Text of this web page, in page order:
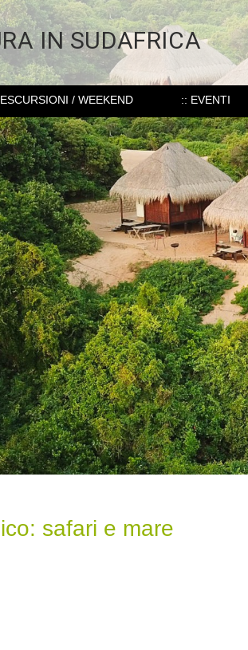
IN SUDAFRICA
/ WEEKEND :: EVENTI
safari e mare